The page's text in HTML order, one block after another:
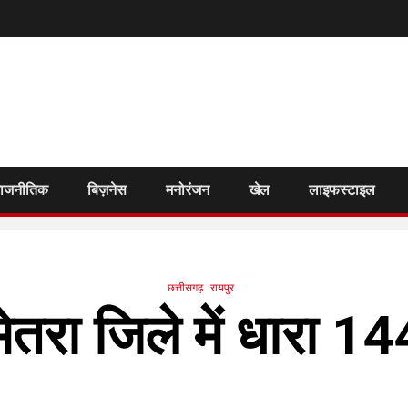
बिज़नेस मनोरंजन खेल लाइफस्टाइल
छत्तीसगढ़ रायपुर
जिले में धारा